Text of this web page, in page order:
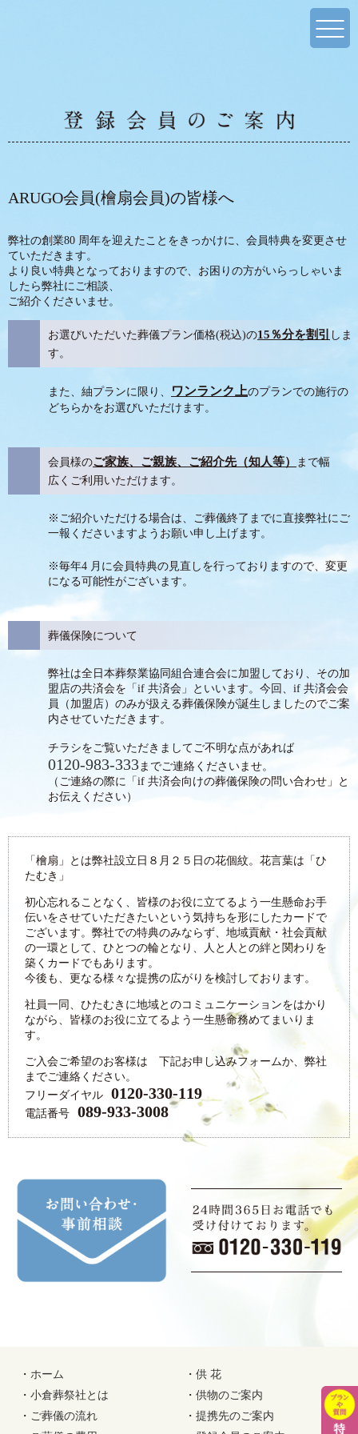
ARUGO会員(檜扇会員)の皆様へ
弊社の創業80 周年を迎えたことをきっかけに、会員特典を変更させ
ていただきます。
より良い特典となっておりますので、お困りの方がいらっしゃいま
したら弊社にご相談、
ご紹介くださいませ。
お選びいただいた葬儀プラン価格(税込)の15％分を割引 しま
す。
また、紬プランに限り、 ワンランク上のプランでの施行の
どちらかをお選びいただけます。
会員様のご家族、ご親族、ご紹介先（知人等）
まで幅
広くご利用いただけます。
※ご紹介いただける場合は、ご葬儀終了までに直接弊社にご
一報くださいますようお願い申し上げます。
※毎年4 月に会員特典の見直しを行っておりますので、変更
になる可能性がございます。
葬儀保険について
弊社は全日本葬祭業協同組合連合会に加盟しており、その加
盟店の共済会を「if 共済会」といいます。今回、if 共済会会
員（加盟店）のみが扱える葬儀保険が誕生しましたのでご案
内させていただきます。
チラシをご覧いただきましてご不明な点があれば
0120-983-333までご連絡くださいませ。
（ご連絡の際に「if 共済会向けの葬儀保険の問い合わせ」と
お伝えください）
「檜扇」とは弊社設立日８月２５日の花個紋。花言葉は「ひ
たむき」
初心忘れることなく、皆様のお役に立てるよう一生懸命お手
伝いをさせていただきたいという気持ちを形にしたカードで
ございます。弊社での特典のみならず、地域貢献・社会貢献
の一環として、ひとつの輪となり、人と人との絆と関わりを
築くカードでもあります。
今後も、更なる様々な提携の広がりを検討しております。
社員一同、ひたむきに地域とのコミュニケーションをはかり
ながら、皆様のお役に立てるよう一生懸命務めてまいりま
す。
ご入会ご希望のお客様は 下記お申し込みフォームか、弊社
までご連絡ください。
フリーダイヤル
0120-330-119
電話番号 089-933-3008
・ ホーム
・ 小倉葬祭社とは
・ ご葬儀の流れ
・ 供 花
・ 供物のご案内
・ 提携先のご案内